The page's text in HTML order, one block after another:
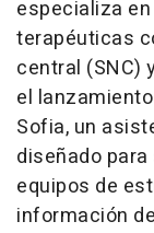
especializa
terapéuticas
central (SNC)
el
Sofia, un
diseñado
equipos de
información